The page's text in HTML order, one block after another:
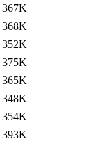
367K
368K
352K
375K
365K
348K
354K
393K